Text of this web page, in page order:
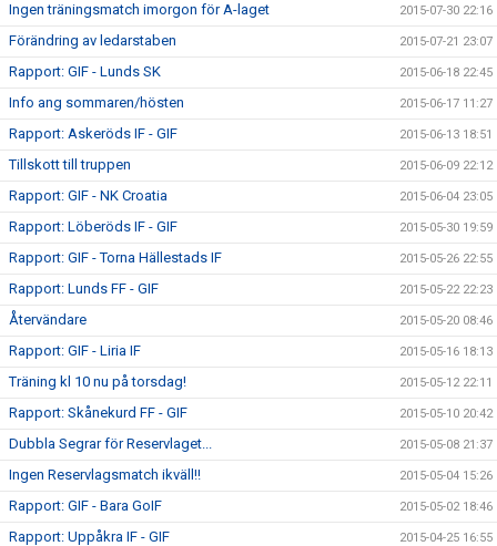
Ingen träningsmatch imorgon för A-laget 2015-07-30 22:16
Förändring av ledarstaben 2015-07-21 23:07
Rapport: GIF - Lunds SK 2015-06-18 22:45
Info ang sommaren/hösten 2015-06-17 11:27
Rapport: Askeröds IF - GIF 2015-06-13 18:51
Tillskott till truppen 2015-06-09 22:12
Rapport: GIF - NK Croatia 2015-06-04 23:05
Rapport: Löberöds IF - GIF 2015-05-30 19:59
Rapport: GIF - Torna Hällestads IF 2015-05-26 22:55
Rapport: Lunds FF - GIF 2015-05-22 22:23
Återvändare 2015-05-20 08:46
Rapport: GIF - Liria IF 2015-05-16 18:13
Träning kl 10 nu på torsdag! 2015-05-12 22:11
Rapport: Skånekurd FF - GIF 2015-05-10 20:42
Dubbla Segrar för Reservlaget... 2015-05-08 21:37
Ingen Reservlagsmatch ikväll!! 2015-05-04 15:26
Rapport: GIF - Bara GoIF 2015-05-02 18:46
Rapport: Uppåkra IF - GIF 2015-04-25 16:55